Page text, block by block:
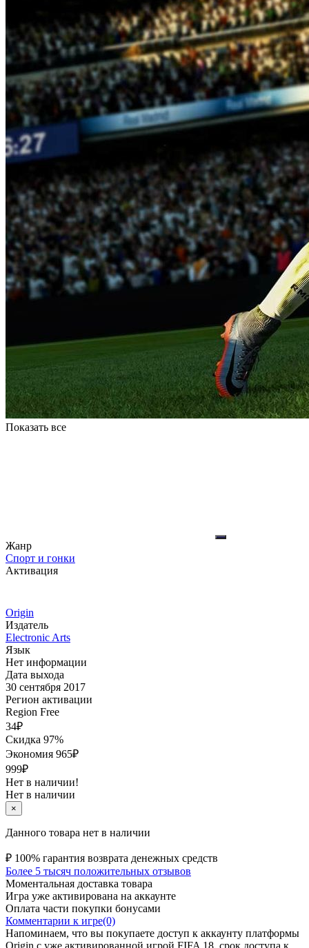
Показать все
Жанр
Спорт и гонки
Активация
Origin
Издатель
Electronic Arts
Язык
Нет информации
Дата выхода
30 сентября 2017
Регион активации
Region Free
34₽
Скидка 97%
Экономия 965₽
999₽
Нет в наличии!
Нет в наличии
×
Данного товара нет в наличии
₽ 100% гарантия возврата денежных средств
Более 5 тысяч положительных отзывов
Моментальная доставка товара
Игра уже активирована на аккаунте
Оплата части покупки бонусами
Комментарии к игре(0)
Напоминаем, что вы покупаете доступ к аккаунту платформы
Origin с уже активированной игрой FIFA 18, срок доступа к